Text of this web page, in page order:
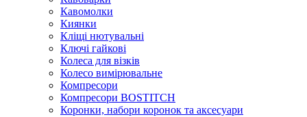
Кавомолки
Киянки
Кліщі нютувальні
Ключі гайкові
Колеса для візків
Колесо вимірювальне
Компресори
Компресори BOSTITCH
Коронки, набори коронок та аксесуари